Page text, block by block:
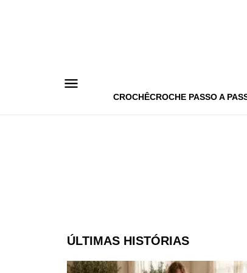
CROCHÊCROCHE PASSO A
ÚLTIMAS HISTÓRIAS